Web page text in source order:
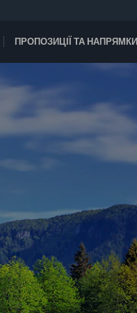
ПРОПОЗИЦІЇ ТА НАПРЯМКИ